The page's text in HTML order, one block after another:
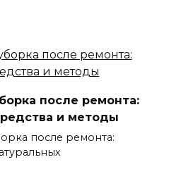
после ремонта:
и методы
после ремонта: